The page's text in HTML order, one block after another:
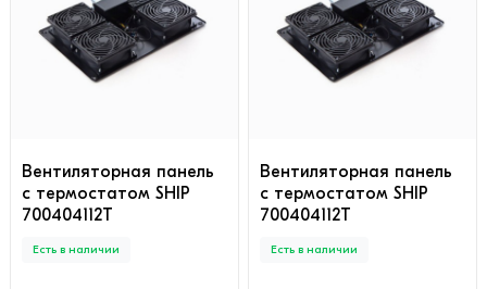
Вентиляторная панель
с термостатом SHIP
700404112Т
Есть в наличии
Вентиляторная панель
с термостатом SHIP
700404112Т
Есть в наличии